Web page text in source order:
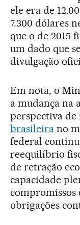
ele era de
7.300 dólares
que o de 2015
um dado que
divulgação
Em nota, o
a mudança na
perspectiva
brasileirano
federal
reequilíbrio
de retração
capacidade
compromissos
obrigações